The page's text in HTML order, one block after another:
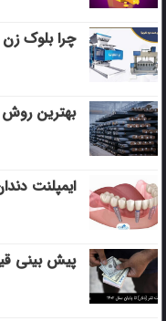
چرا بلوک
بهترین روش
ایمپلنت
پیش بینی